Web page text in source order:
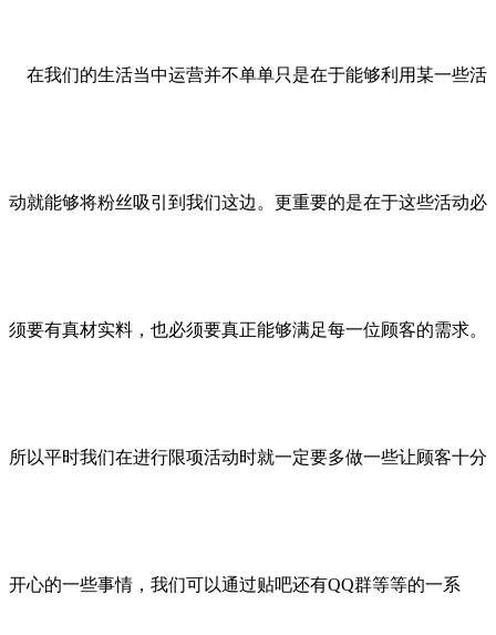
在我们的生活当中运营并不单单只是在于能够利用某一些活
动就能够将粉丝吸引到我们这边。更重要的是在于这些活动必
须要有真材实料，也必须要真正能够满足每一位顾客的需求。
所以平时我们在进行限项活动时就一定要多做一些让顾客十分
开心的一些事情，我们可以通过贴吧还有QQ群等等的一系